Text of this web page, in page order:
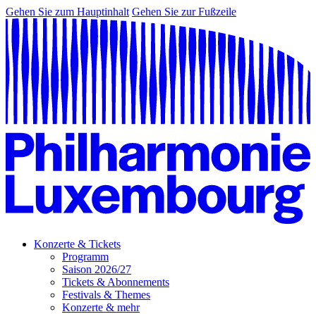
Gehen Sie zum Hauptinhalt Gehen Sie zur Fußzeile
Konzerte & Tickets
Programm
Saison 2026/27
Tickets & Abonnements
Festivals & Themes
Konzerte & mehr